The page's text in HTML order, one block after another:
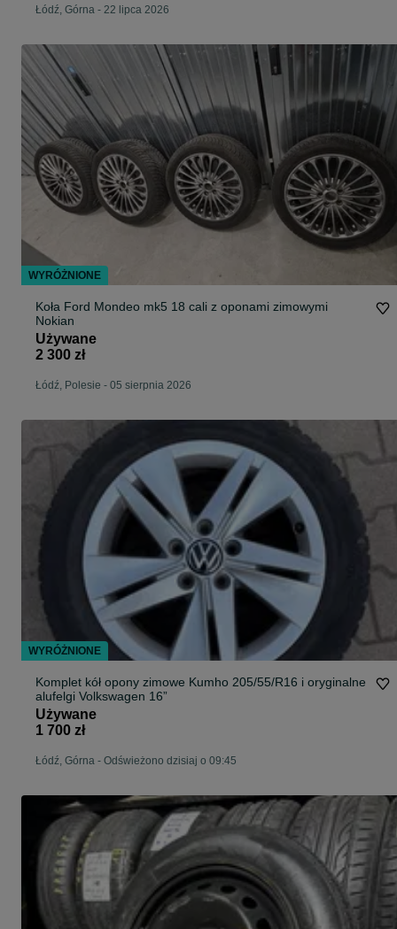
Łódź, Górna - 22 lipca 2026
Koła Ford Mondeo mk5 18 cali z oponami zimowymi
Nokian
Używane
2 300 zł
Łódź, Polesie - 05 sierpnia 2026
Komplet kół opony zimowe Kumho 205/55/R16 i oryginalne
alufelgi Volkswagen 16”
Używane
1 700 zł
Łódź, Górna - Odświeżono dzisiaj o 09:45
WYRÓŻNIONE
WYRÓŻNIONE